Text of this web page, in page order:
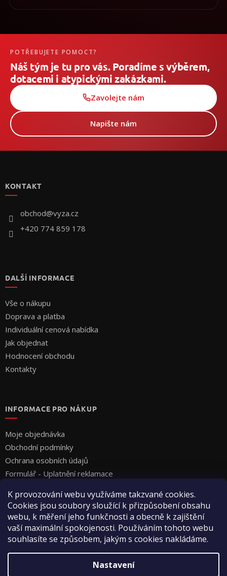
K provozování webu využíváme takzvané cookies.
Cookies jsou soubory sloužící k přizpůsobení obsahu
webu, k měření jeho funkčnosti a obecně k zajištění
vaší maximální spokojenosti. Používáním tohoto webu
souhlasíte se způsobem, jakým s cookies nakládáme.
Nastavení
POTŘEBUJETE POMOCT?
Náš tým je tu pro vás. Poradíme s výběrem,
dotacemi i atypickými zakázkami.
Zavolejte nám
Napište nám
KONTAKT
obchod@vyza.cz
+420 774 859 178
DALŠÍ INFORMACE
Vše o nákupu
Doprava a platba
Individuální cenová nabídka
Jak objednat
Hodnocení obchodu
Kontakty
INFORMACE PRO NÁKUP
Moje objednávka
Obchodní podmínky
Ochrana osobních údajů
Formulář - Uplatnění reklamace
Vytvořil Shoptet